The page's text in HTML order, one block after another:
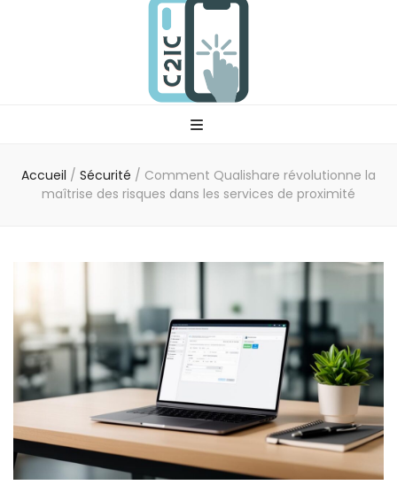
Accueil / Sécurité / Comment Qualishare révolutionne la
maîtrise des risques dans les services de proximité